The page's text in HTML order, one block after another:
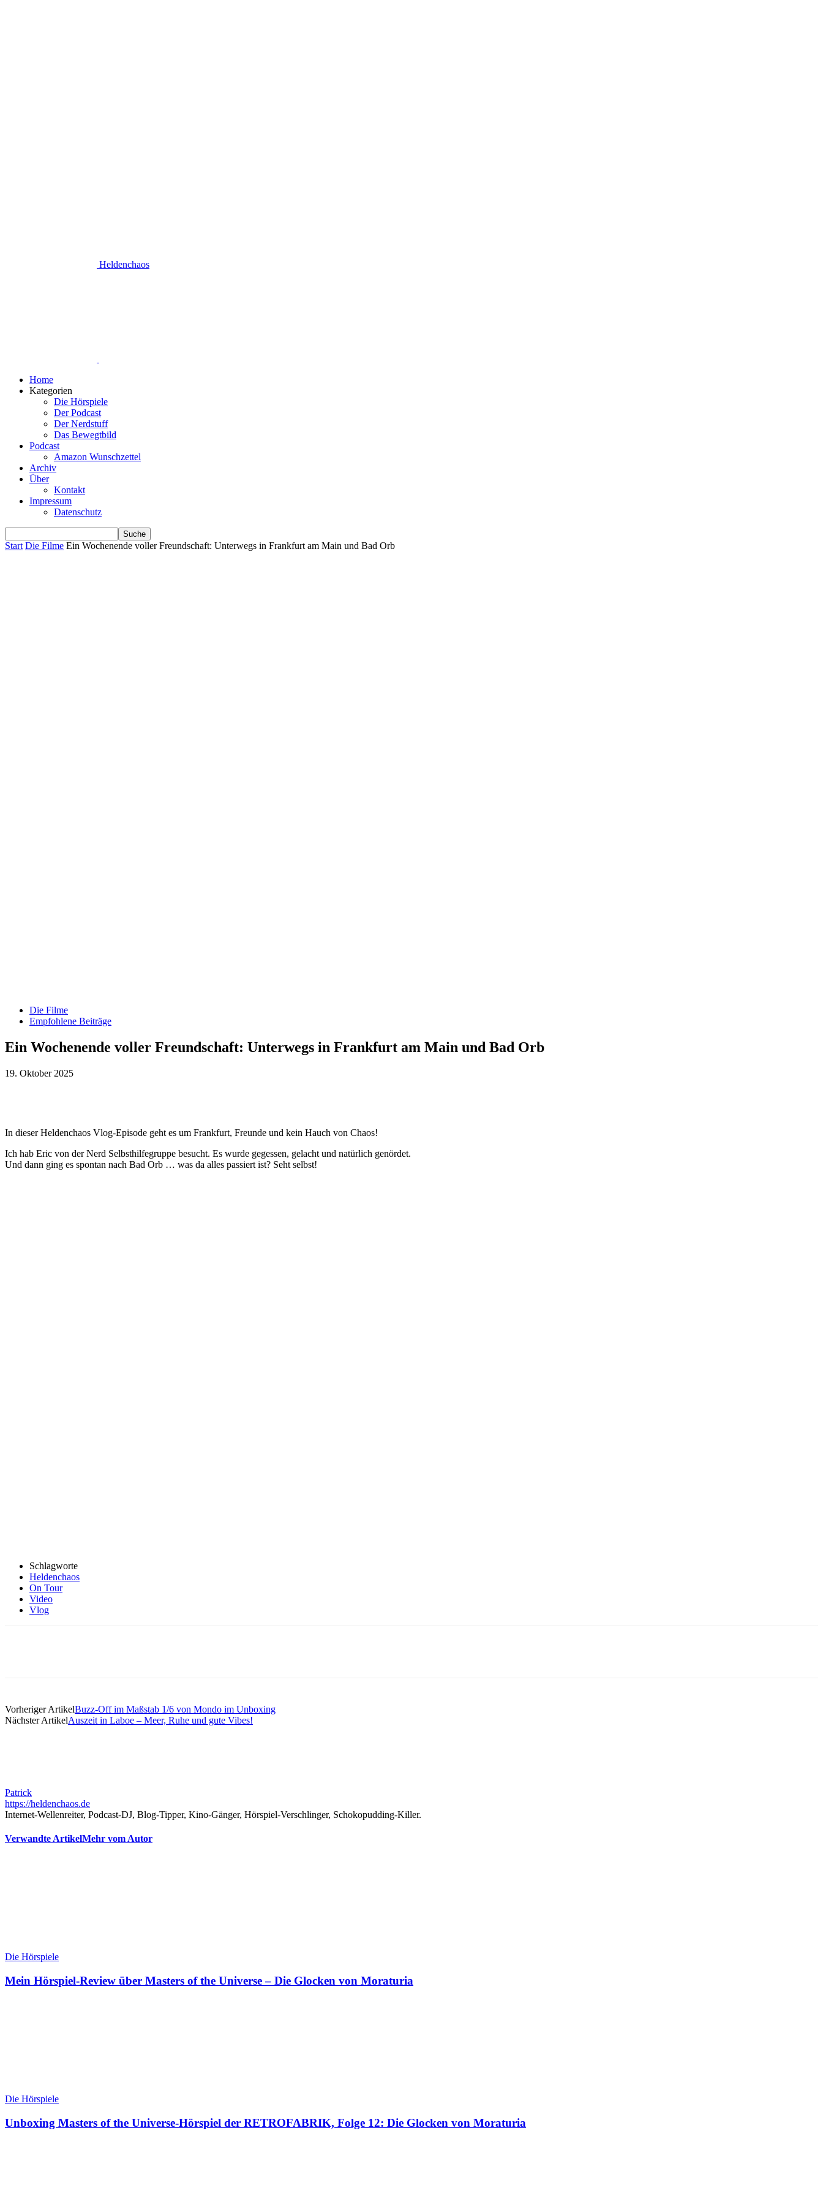
Heldenchaos
Home
Kategorien
Die Hörspiele
Der Podcast
Der Nerdstuff
Das Bewegtbild
Podcast
Amazon Wunschzettel
Archiv
Über
Kontakt
Impressum
Datenschutz
Start Die Filme Ein Wochenende voller Freundschaft: Unterwegs in Frankfurt am Main und Bad Orb
Die Filme
Empfohlene Beiträge
Ein Wochenende voller Freundschaft: Unterwegs in Frankfurt am Main und Bad Orb
19. Oktober 2025
In dieser Heldenchaos Vlog-Episode geht es um Frankfurt, Freunde und kein Hauch von Chaos!
Ich hab Eric von der Nerd Selbsthilfegruppe besucht. Es wurde gegessen, gelacht und natürlich genördet.
Und dann ging es spontan nach Bad Orb … was da alles passiert ist? Seht selbst!
Schlagworte
Heldenchaos
On Tour
Video
Vlog
Vorheriger ArtikelBuzz-Off im Maßstab 1/6 von Mondo im Unboxing
Nächster ArtikelAuszeit in Laboe – Meer, Ruhe und gute Vibes!
Patrick
https://heldenchaos.de
Internet-Wellenreiter, Podcast-DJ, Blog-Tipper, Kino-Gänger, Hörspiel-Verschlinger, Schokopudding-Killer.
Verwandte ArtikelMehr vom Autor
Die Hörspiele
Mein Hörspiel-Review über Masters of the Universe – Die Glocken von Moraturia
Die Hörspiele
Unboxing Masters of the Universe-Hörspiel der RETROFABRIK, Folge 12: Die Glocken von Moraturia